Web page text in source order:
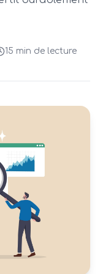
15 min de lecture